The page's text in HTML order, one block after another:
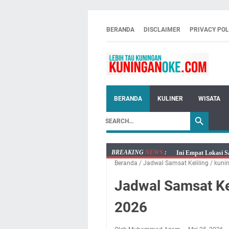
BERANDA DISCLAIMER PRIVACY
BERANDA KULINER WISATA
BREAKING NEWS :
Ini Empat Lokasi
Jumat 7 Agustus
Embun Pagi
Tetap Berjalan
Beranda / Jadwal Samsat Keliling /
Jadwal Samsat
2026